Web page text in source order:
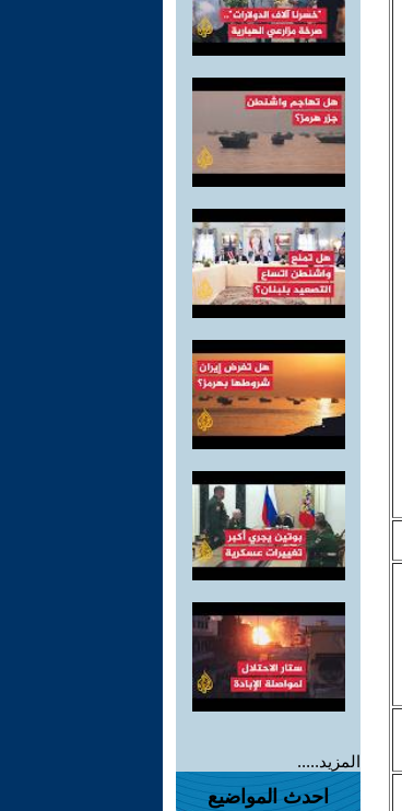
المزيد.....
احدث المواضيع